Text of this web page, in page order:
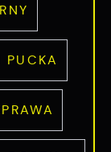
PUCKA
trzecich
oraz